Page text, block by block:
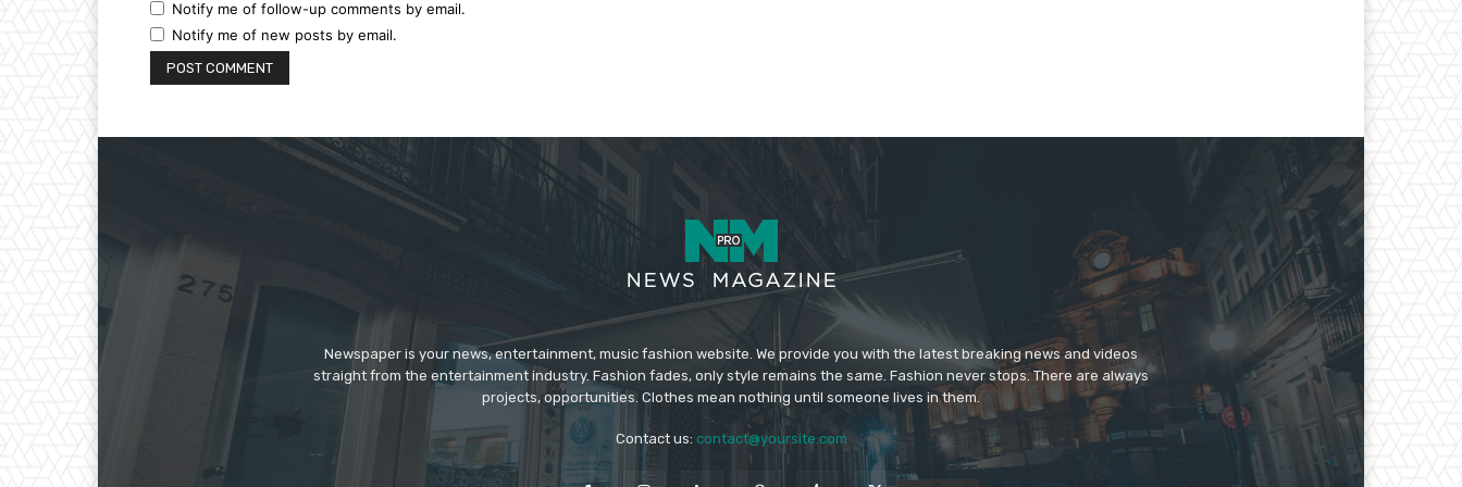
Notify me of follow-up comments by email.
Notify me of new posts by email.
Newspaper is your news, entertainment, music fashion website. We provide you with the latest breaking news and videos
straight from the entertainment industry. Fashion fades, only style remains the same. Fashion never stops. There are always
projects, opportunities. Clothes mean nothing until someone lives in them.
Contact us: contact@yoursite.com